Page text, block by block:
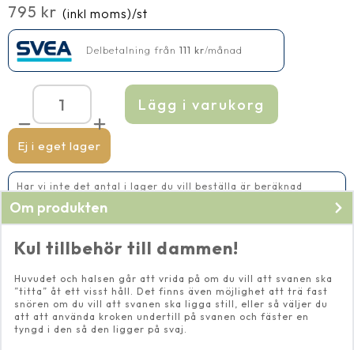
795 kr (inkl moms)/st
Delbetalning från 111 kr/månad
Ej i eget lager
Svan,
flytande
mängd
Lägg i varukorg
Har vi inte det antal i lager du vill beställa är beräknad
Om produkten
Kul tillbehör till dammen!
Huvudet och halsen går att vrida på om du vill att svanen ska
”titta” åt ett visst håll. Det finns även möjlighet att trä fast
snören om du vill att svanen ska ligga still, eller så väljer du
att att använda kroken undertill på svanen och fäster en
tyngd i den så den ligger på svaj.